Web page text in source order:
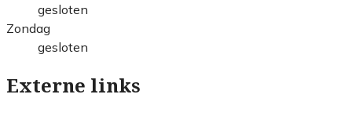
gesloten
Zondag
gesloten
Externe links